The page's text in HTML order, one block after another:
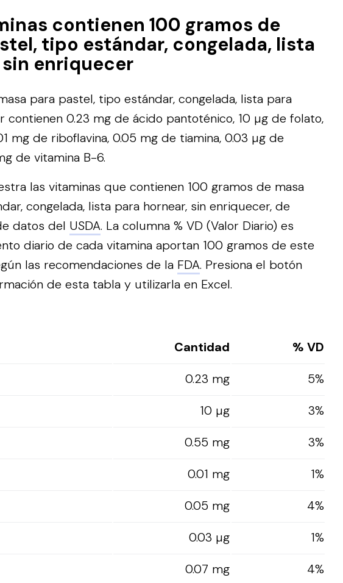
contienen 100 gramos de
tipo estándar, congelada, lista
enriquecer
para pastel, tipo estándar, congelada, lista para
contienen 0.23 mg de ácido pantoténico, 10 µg de folato,
mg de riboflavina, 0.05 mg de tiamina, 0.03 µg de
de vitamina B-6.
las vitaminas que contienen 100 gramos de masa
congelada, lista para hornear, sin enriquecer, de
datos del USDA. La columna % VD (Valor Diario) es
diario de cada vitamina aportan 100 gramos de este
las recomendaciones de la FDA. Presiona el botón
de esta tabla y utilizarla en Excel.
Cantidad
% VD
0.23 mg
5%
10 µg
3%
0.55 mg
3%
0.01 mg
1%
0.05 mg
4%
0.03 µg
1%
0.07 mg 4%